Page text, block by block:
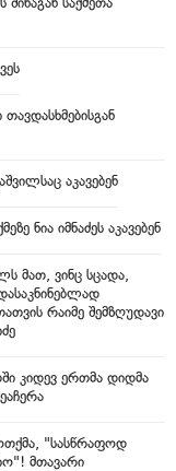
აკავებენ
ნია იმნაძეს აკავებენ
მათ, ვინც სცადა,
რაიმე შემზღუდავი
კიდევ ერთმა დიდმა
"სასწრაფოდ
მთავარი